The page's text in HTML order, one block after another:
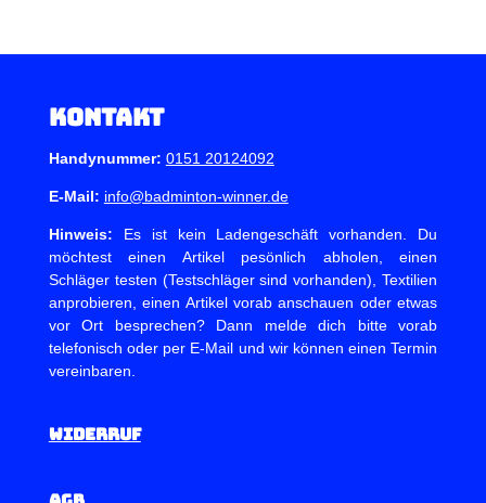
Kontakt
Handynummer: 0151 20124092
E-Mail: info@badminton-winner.de
Hinweis: Es ist kein Ladengeschäft vorhanden. Du
möchtest einen Artikel pesönlich abholen, einen
Schläger testen (Testschläger sind vorhanden), Textilien
anprobieren, einen Artikel vorab anschauen oder etwas
vor Ort besprechen? Dann melde dich bitte vorab
telefonisch oder per E-Mail und wir können einen Termin
vereinbaren.
Widerruf